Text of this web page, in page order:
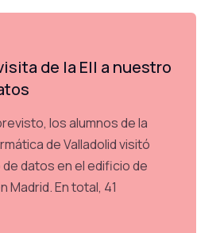
de la EII a nuestro
los alumnos de la
de Valladolid visitó
datos en el edificio de
Madrid. En total, 41